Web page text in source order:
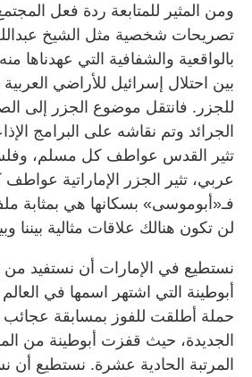
ومن المثير للمتابعة ردة فعل
تصريحات شخصية مثل الشيخ
بالواقعية والشفافية التي عهدناها
بين احتلال إسرائيل للأراضي العربية
للجزر. فانتقل موضوع الجزر إلى
الجرائد وتم نقاشه على البرامج
تثير القدس عواطف كل مسلم،
عربي، تثير الجزر الإماراتية
فـ«أبوموسى» بسكانها هي بمثابة
لن تكون هنالك علاقات مثالية بيننا
نستطيع في الإمارات أن نستفيد
أبوطينة التي اشتهر اسمها في
حملة أطلقت للفوز بمسابقة عجائب
الجديدة، حيث قفزت أبوطينة من
المرتبة الحادية عشرة. نستطيع أن